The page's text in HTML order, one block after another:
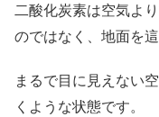
二酸化炭素は空気よ
のではなく、地面を
まるで目に見えない
くような状態です。